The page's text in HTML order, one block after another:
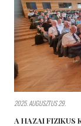
2025. AUGUSZTUS 29.
A HAZAI FIZIKUS